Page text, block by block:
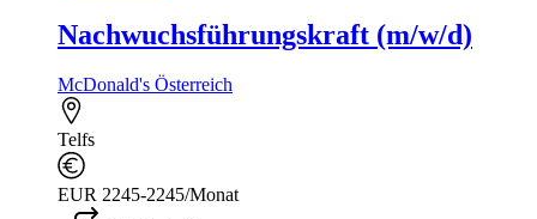
Nachwuchsführungskraft (m/w/d)
McDonald's Österreich
Telfs
EUR 2245-2245/Monat